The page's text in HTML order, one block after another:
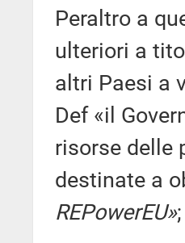
Peraltro a
ulteriori a
altri Paesi a
Def «il
risorse delle
destinate a
REPowerEU»;